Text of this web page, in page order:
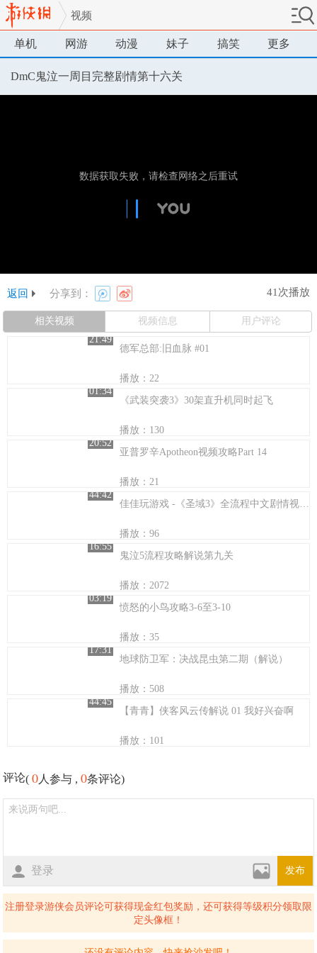
视频
单机 网游 动漫 妹子 搞笑 更多
DmC鬼泣一周目完整剧情第十六关
返回 分享到： 41次播放
相关视频 视频信息
用户评论
21:49
德军总部:旧血脉 #01
播放：22
01:34
《武装突袭3》30架直升机同时起飞
播放：130
20:52
亚普罗辛Apotheon视频攻略Part 14
播放：21
44:42
佳佳玩游戏 -《圣域3》全流程中文剧情视频攻略 第二期
播放：96
16:55
鬼泣5流程攻略解说第九关
播放：2072
03:19
愤怒的小鸟攻略3-6至3-10
播放：35
17:31
地球防卫军：决战昆虫第二期（解说）
播放：508
44:45
【青青】侠客风云传解说 01 我好兴奋啊
播放：101
评论(0 人参与 ,0条评论)
登录 发布
注册登录游侠会员评论可获得现金红包奖励，还可获得等级积分领取限
定头像框！